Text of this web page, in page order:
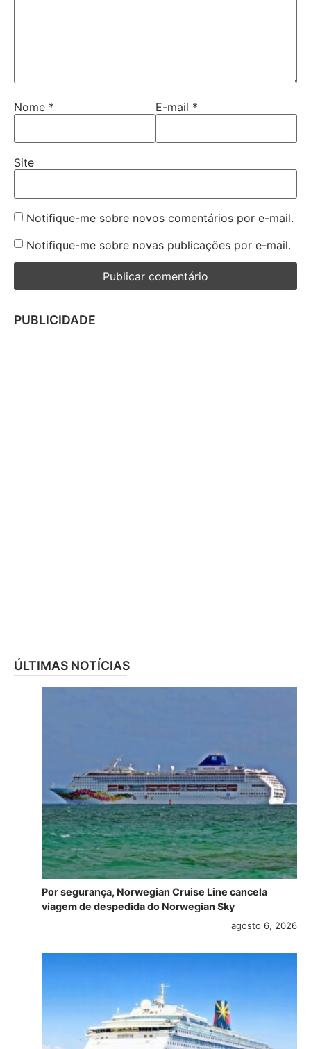
Nome * E-mail *
Site
Notifique-me sobre novos comentários por e-mail.
Notifique-me sobre novas publicações por e-mail.
PUBLICIDADE
ÚLTIMAS NOTÍCIAS
Por segurança, Norwegian Cruise Line cancela
viagem de despedida do Norwegian Sky
agosto 6, 2026